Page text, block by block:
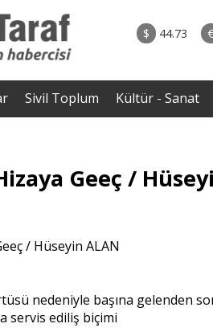
$ 44.73
ve Suudi Arabistan imzayı attı!
Mekke Anlaşması yürürlüğe girdi
Sivil Toplum Kültür - Sanat
Geeç /
nedeniyle başına gelenden
servis ediliş biçimi